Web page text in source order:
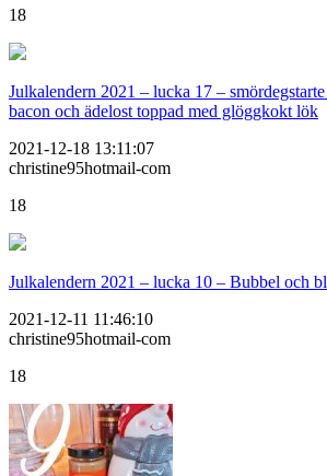
18
Julkalendern 2021 – lucka 17 –
bacon och ädelost toppad med glöggkokt lök
2021-12-18 13:11:07
christine95hotmail-com
18
Julkalendern 2021 – lucka 10 – Bubbel och
2021-12-11 11:46:10
christine95hotmail-com
18